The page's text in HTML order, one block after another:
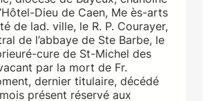
Dieu de Caen, Me ès-arts
de lad. ville, le R. P. Courayer,
de l’abbaye de Ste Barbe, le
cure de St-Michel des
par la mort de Fr.
dernier titulaire, décédé
présent réservé aux